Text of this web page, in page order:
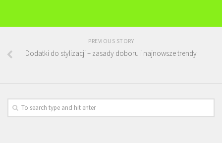
PREVIOUS STORY
Dodatki do stylizacji – zasady doboru i najnowsze trendy